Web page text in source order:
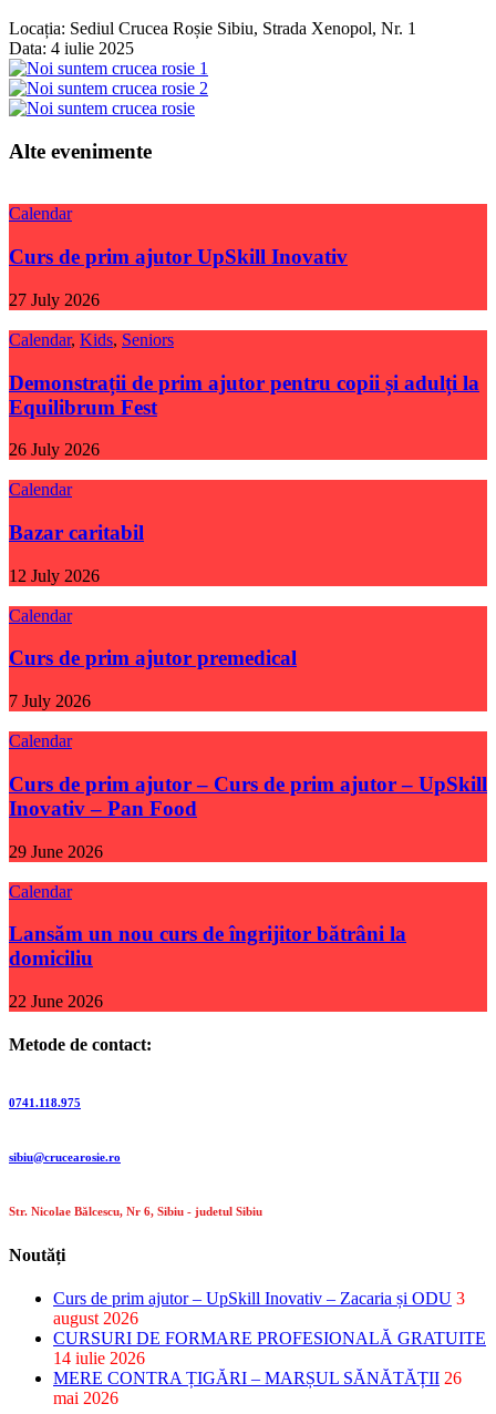
Locația: Sediul Crucea Roșie Sibiu, Strada Xenopol, Nr. 1
Data: 4 iulie 2025
Alte evenimente
Calendar
Curs de prim ajutor UpSkill Inovativ
27 July 2026
Calendar, Kids, Seniors
Demonstrații de prim ajutor pentru copii și adulți la
Equilibrum Fest
26 July 2026
Calendar
Bazar caritabil
12 July 2026
Calendar
Curs de prim ajutor premedical
7 July 2026
Calendar
Curs de prim ajutor – Curs de prim ajutor – UpSkill
Inovativ – Pan Food
29 June 2026
Calendar
Lansăm un nou curs de îngrijitor bătrâni la
domiciliu
22 June 2026
Metode de contact:
0741.118.975
sibiu@crucearosie.ro
Str. Nicolae Bălcescu, Nr 6, Sibiu - judetul Sibiu
Noutăți
Curs de prim ajutor – UpSkill Inovativ – Zacaria și ODU 3
august 2026
CURSURI DE FORMARE PROFESIONALĂ GRATUITE
14 iulie 2026
MERE CONTRA ȚIGĂRI – MARȘUL SĂNĂTĂȚII 26
mai 2026